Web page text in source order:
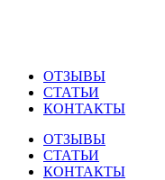
ОТЗЫВЫ
СТАТЬИ
КОНТАКТЫ
ОТЗЫВЫ
СТАТЬИ
КОНТАКТЫ